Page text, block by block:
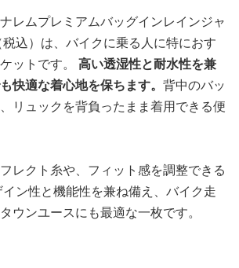
レムプレミアムバッグインレインジャ
込）は、バイクに乗る人に特におす
ットです。
高い透湿性と耐水性を兼
快適な着心地を保ちます。 背中のバッ
リュックを背負ったまま着用できる便
レクト糸や、フィット感を調整できる
ン性と機能性を兼ね備え、バイク走
ウンユースにも最適な一枚です。